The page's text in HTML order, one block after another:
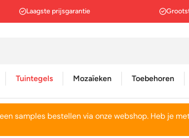
Laagste prijsgarantie
Tuintegels Mozaïeken Toebehoren
samples bestellen via onze webshop. Heb je